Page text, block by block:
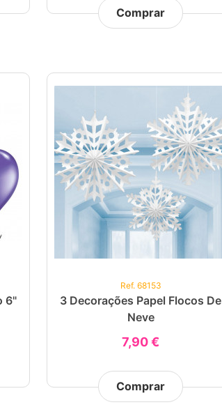
Comprar
6"
Ref. 68153
3 Decorações Papel Flocos De
Neve
7,90 €
Comprar